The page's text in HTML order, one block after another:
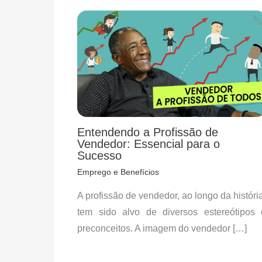
Entendendo a Profissão de
Vendedor: Essencial para o
Sucesso
Emprego e Benefícios
A profissão de vendedor, ao longo da
tem sido alvo de diversos estereótipos
preconceitos. A imagem do vendedor […]